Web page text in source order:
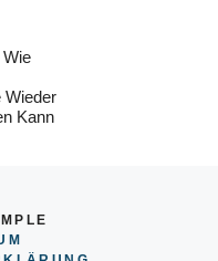
Wieder
Kann